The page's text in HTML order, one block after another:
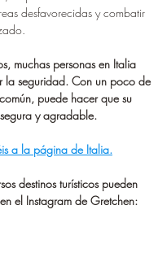
desfavorecidas y combatir
muchas personas en Italia
la seguridad. Con un poco de
puede hacer que su
y agradable.
a la página de Italia.
destinos turísticos pueden
el Instagram de Gretchen: